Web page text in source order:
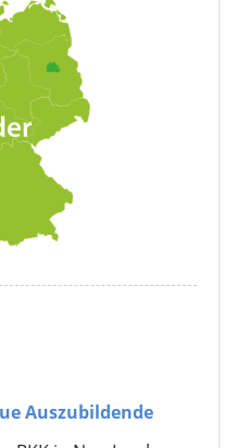
Auszubildende